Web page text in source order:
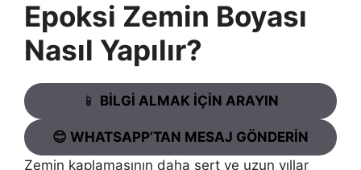
Epoksi Zemin Boyası
Nasıl Yapılır?
📱 BİLGİ ALMAK İÇİN ARAYIN
😊 WHATSAPP’TAN MESAJ GÖNDERİN
Zemin kaplamasının daha sert ve uzun yıllar